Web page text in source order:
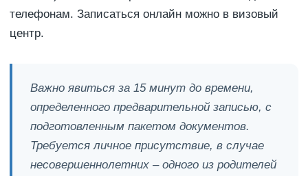
телефонам. Записаться онлайн можно в визовый
центр.
Важно явиться за 15 минут до времени,
определенного предварительной записью, с
подготовленным пакетом документов.
Требуется личное присутствие, в случае
несовершеннолетних – одного из родителей